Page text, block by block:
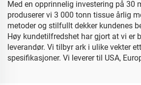
Med en opprinnelig investering på 30
produserer vi 3 000 tonn tissue årlig
metoder og stilfullt dekker kundenes
Høy kundetilfredshet har gjort at vi er
leverandør. Vi tilbyr ark i ulike vekter
spesifikasjoner. Vi leverer til USA,